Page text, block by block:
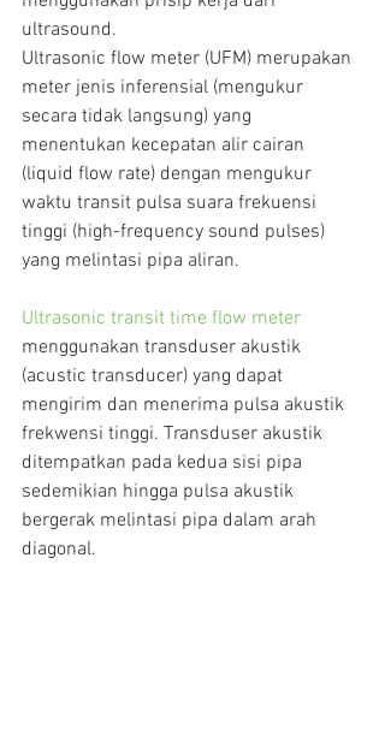
ultrasound.
Ultrasonic flow meter (UFM) merupakan
meter jenis inferensial (mengukur
secara tidak langsung) yang
menentukan kecepatan alir cairan
(liquid flow rate) dengan mengukur
waktu transit pulsa suara frekuensi
tinggi (high-frequency sound pulses)
yang melintasi pipa aliran.
Ultrasonic transit time flow meter
menggunakan transduser akustik
(acustic transducer) yang dapat
mengirim dan menerima pulsa akustik
frekwensi tinggi. Transduser akustik
ditempatkan pada kedua sisi pipa
sedemikian hingga pulsa akustik
bergerak melintasi pipa dalam arah
diagonal.